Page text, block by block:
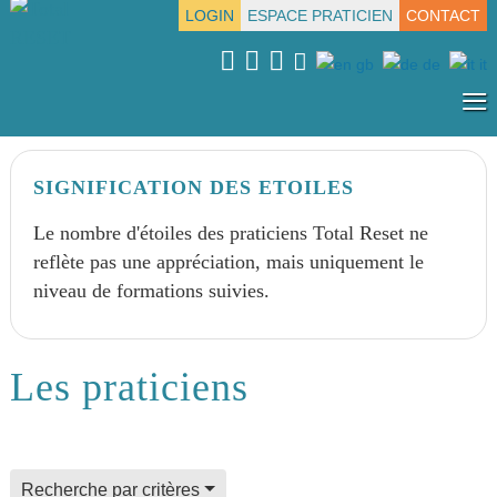
LOGIN ESPACE PRATICIEN CONTACT
≡
SIGNIFICATION DES ETOILES
Le nombre d'étoiles des praticiens Total Reset ne
reflète pas une appréciation, mais uniquement le
niveau de formations suivies.
Les praticiens
Recherche par critèresfield for alpha index